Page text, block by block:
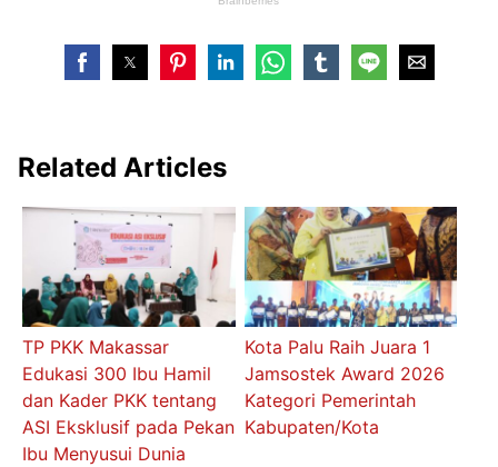
Related Articles
TP PKK Makassar
Edukasi 300 Ibu Hamil
dan Kader PKK tentang
ASI Eksklusif pada Pekan
Ibu Menyusui Dunia
Kota Palu Raih Juara 1
Jamsostek Award 2026
Kategori Pemerintah
Kabupaten/Kota